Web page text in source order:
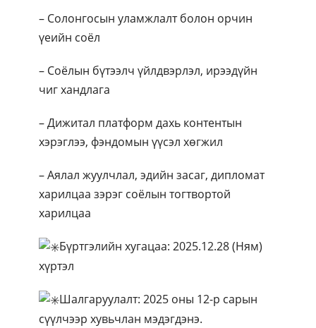
– Солонгосын уламжлалт болон орчин
үеийн соёл
– Соёлын бүтээлч үйлдвэрлэл, ирээдүйн
чиг хандлага
– Дижитал платформ дахь контентын
хэрэглээ, фэндомын үүсэл хөгжил
– Аялал жуулчлал, эдийн засаг, дипломат
харилцаа зэрэг соёлын тогтвортой
харилцаа
Бүртгэлийн хугацаа: 2025.12.28 (Ням)
хүртэл
Шалгаруулалт: 2025 оны 12-р сарын
сүүлчээр хувьчлан мэдэгдэнэ.